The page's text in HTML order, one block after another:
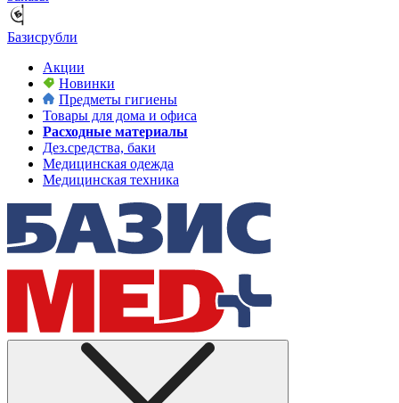
Базисрубли
Акции
Новинки
Предметы гигиены
Товары для дома и офиса
Расходные материалы
Дез.средства, баки
Медицинская одежда
Медицинская техника